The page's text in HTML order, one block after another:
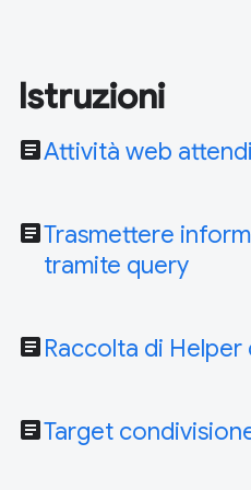
Istruzioni
articleAttività web
articleTrasmettere
tramite query
article Raccolta di
articleTarget